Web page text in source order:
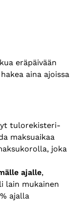
eräpäivään
aina ajoissa
tulorekisteri-
maksuaikaa
joka
ajalle,
lain mukainen
ajalla